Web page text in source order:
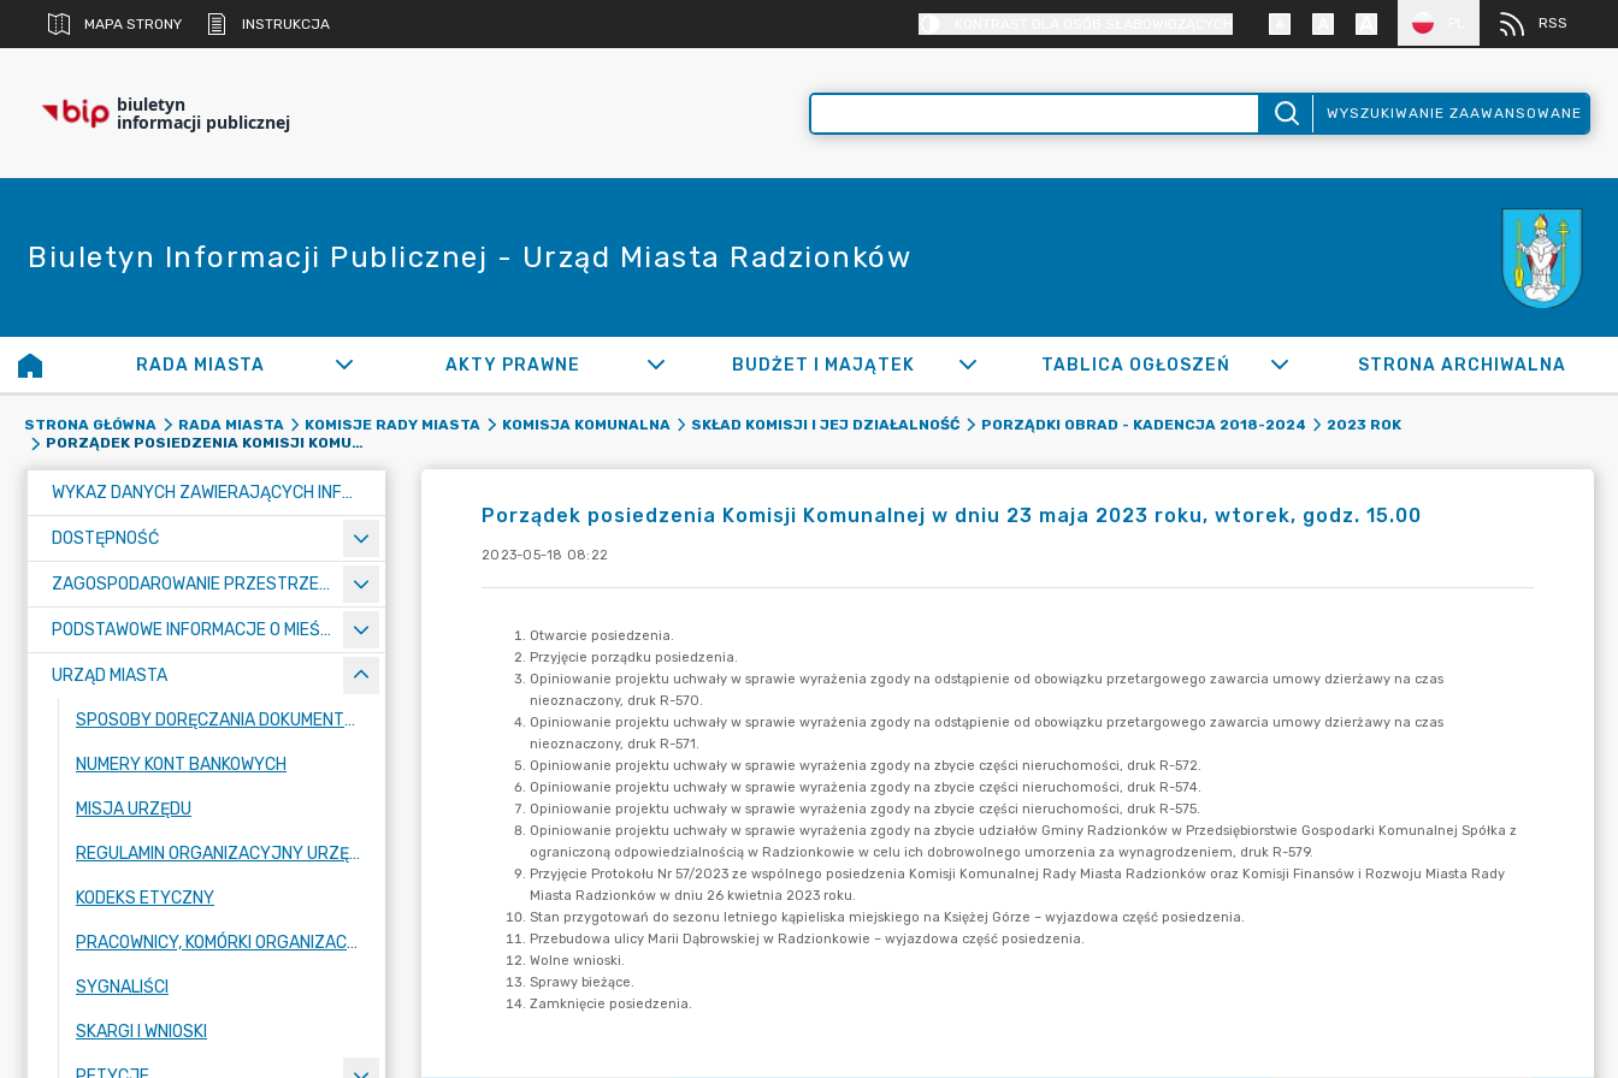
MAPA STRONY INSTRUKCJA RSS
biuletyn
informacji publicznej WYSZUKIWANIE ZAAWANSOWANE
Biuletyn Informacji Publicznej - Urząd Miasta Radzionków
RADA MIASTA AKTY PRAWNE BUDŻET I MAJĄTEK TABLICA OGŁOSZEŃ STRONA ARCHIWALNA
STRONA GŁÓWNA RADA MIASTA KOMISJE RADY MIASTA KOMISJA KOMUNALNA SKŁAD KOMISJI I JEJ DZIAŁALNOŚĆ PORZĄDKI OBRAD - KADENCJA 2018-2024
2023 ROK
PORZĄDEK POSIEDZENIA KOMISJI KOMUNALNEJ W DNIU 23 MAJA 2023 ROKU, WTOREK, GODZ. 15.00
WYKAZ DANYCH ZAWIERAJĄCYCH INFORMACJE O ŚRODOWISKU I JEGO OCHRONIE
DOSTĘPNOŚĆ
ZAGOSPODAROWANIE PRZESTRZENNE
PODSTAWOWE INFORMACJE O MIEŚCIE
URZĄD MIASTA
SPOSOBY DORĘCZANIA DOKUMENTÓW DO URZĘDU MIASTA RADZIONKÓW
NUMERY KONT BANKOWYCH
MISJA URZĘDU
REGULAMIN ORGANIZACYJNY URZĘDU
KODEKS ETYCZNY
PRACOWNICY, KOMÓRKI ORGANIZACYJNE URZĘDU
SYGNALIŚCI
SKARGI I WNIOSKI
Porządek posiedzenia Komisji Komunalnej w dniu 23 maja 2023 roku, wtorek, godz. 15.00
2023-05-18 08:22